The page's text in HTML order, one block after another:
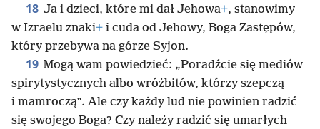
18 Ja i dzieci, które mi dał Jehowa+, stanowimy
w Izraelu znaki+ i cuda od Jehowy, Boga Zastępów,
który przebywa na górze Syjon.
19 Mogą wam powiedzieć: „Poradźcie się mediów
spirytystycznych albo wróżbitów, którzy szepczą
i mamroczą”. Ale czy każdy lud nie powinien radzić
się swojego Boga? Czy należy radzić się umarłych